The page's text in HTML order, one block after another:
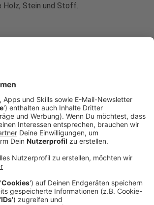
Holz, Stein und Stoff.
(15-18 Uhr)
am 19. und 25.05.
18:00 Uhr
Wald und erkunden die Natur fernab